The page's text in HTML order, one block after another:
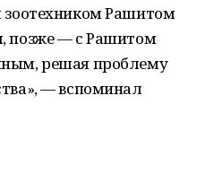
Рашитом
позже — с Рашитом
решая проблему
— вспоминал